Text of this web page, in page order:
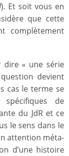
). Et soit vous en
que cette
complètement
dire « une série
devient
cas le terme se
de
du JdR et ce
le sens dans le
attention méta-
d’une histoire